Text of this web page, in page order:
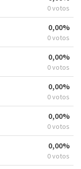
0 votos
0,00%
0 votos
0,00%
0 votos
0,00%
0 votos
0,00%
0 votos
0,00%
0 votos